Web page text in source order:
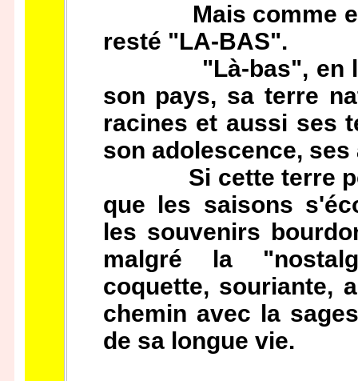
Mais comme elle
resté "LA-BAS".
"Là-bas", en
son pays, sa terre
racines et aussi ses
son adolescence, ses
Si cette terre
que les saisons
les souvenirs
malgré la
coquette, souriante,
chemin avec la
de sa longue vie.